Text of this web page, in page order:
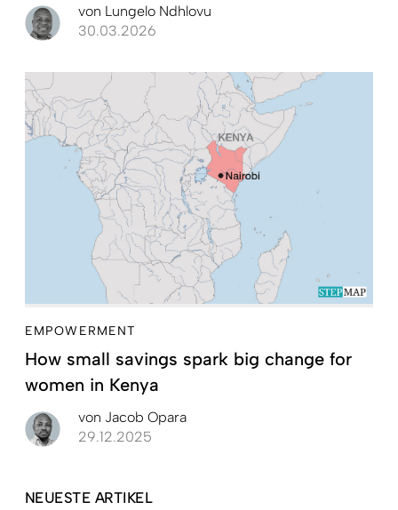
von Lungelo Ndhlovu
30.03.2026
EMPOWERMENT
How small savings spark big change for
women in Kenya
von Jacob Opara
29.12.2025
NEUESTE ARTIKEL